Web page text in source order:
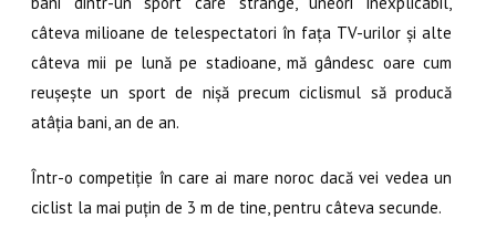
câteva milioane de telespectatori în fața TV-urilor și alte
câteva mii pe lună pe stadioane, mă gândesc oare cum
reușește un sport de nișă precum ciclismul să producă
atâția bani, an de an.
Într-o competiție în care ai mare noroc dacă vei vedea un
ciclist la mai puțin de 3 m de tine, pentru câteva secunde.